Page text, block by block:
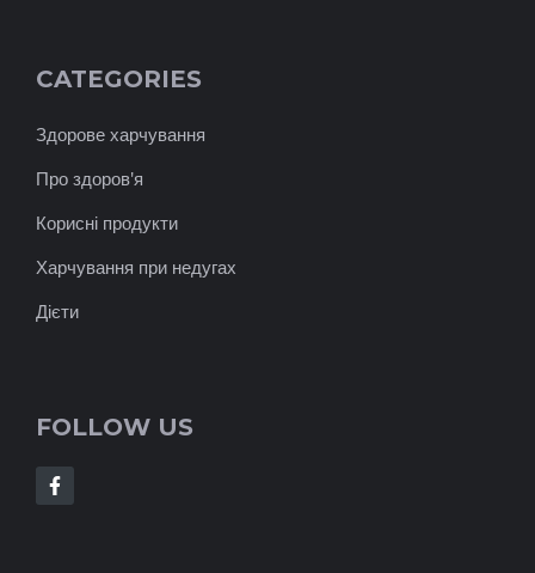
CATEGORIES
Здорове харчування
Про здоров'я
Корисні продукти
Харчування при недугах
Дієти
FOLLOW US